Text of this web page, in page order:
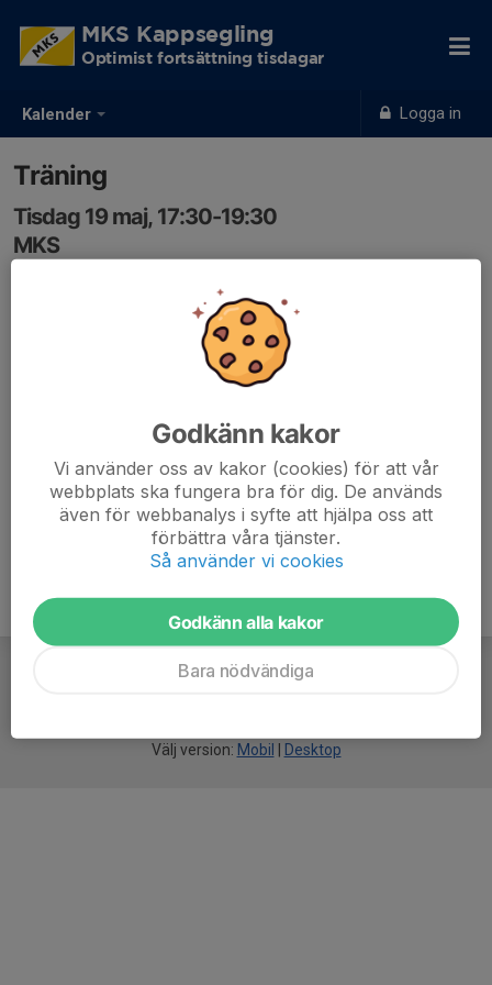
Kalender Logga in
MKS Kappsegling
Optimist fortsättning tisdagar
Träning
Tisdag 19 maj, 17:30-19:30
MKS
Välj version: Mobil Desktop
Godkänn kakor
Vi använder oss av kakor (cookies) för att vår
webbplats ska fungera bra för dig. De används
även för webbanalys i syfte att hjälpa oss att
förbättra våra tjänster.
Så använder vi cookies
Godkänn alla kakor
Bara nödvändiga